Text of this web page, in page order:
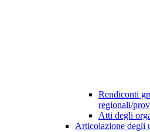
Rendiconti
regionali/
Atti degli
Articolazione degli